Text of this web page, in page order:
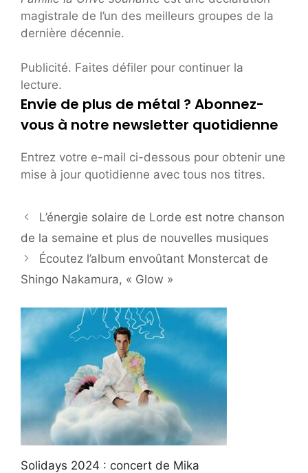
magistrale de l’un des meilleurs groupes de la
dernière décennie.
Publicité. Faites défiler pour continuer la
lecture.
Envie de plus de métal ? Abonnez-
vous à notre newsletter quotidienne
Entrez votre e-mail ci-dessous pour obtenir une
mise à jour quotidienne avec tous nos titres.
L’énergie solaire de Lorde est notre chanson
de la semaine et plus de nouvelles musiques
Écoutez l’album envoûtant Monstercat de
Shingo Nakamura, « Glow »
Solidays 2024 : concert de Mika